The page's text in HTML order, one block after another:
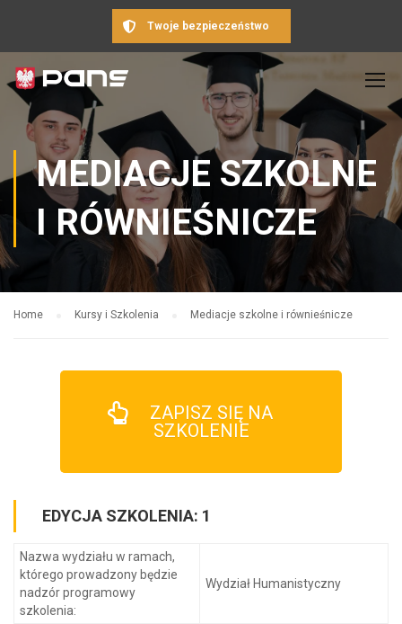
Twoje bezpieczeństwo
MEDIACJE SZKOLNE
I RÓWNIEŚNICZE
Home Kursy i Szkolenia Mediacje szkolne i równieśnicze
ZAPISZ SIĘ NA
SZKOLENIE
EDYCJA SZKOLENIA: 1
Nazwa wydziału w ramach,
którego prowadzony będzie
nadzór programowy
szkolenia:
Wydział Humanistyczny